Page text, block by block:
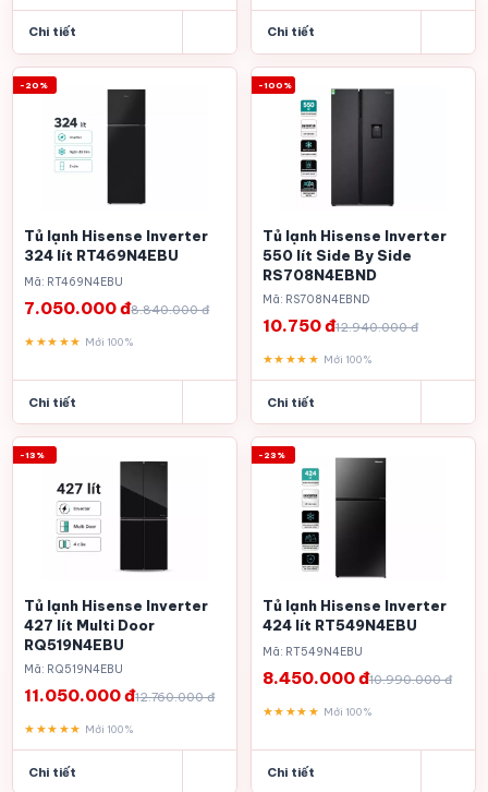
Chi tiết Chi tiết
-20%
Tủ lạnh Hisense Inverter
324 lít RT469N4EBU
Mã: RT469N4EBU
8.840.000 đ
7.050.000 đ
★★★★★ Mới 100%
Chi tiết
-100%
Tủ lạnh Hisense Inverter
550 lít Side By Side
RS708N4EBND
Mã: RS708N4EBND
12.940.000 đ
10.750 đ
★★★★★ Mới 100%
Chi tiết
-13%
Tủ lạnh Hisense Inverter
427 lít Multi Door
RQ519N4EBU
Mã: RQ519N4EBU
12.760.000 đ
11.050.000 đ
★★★★★ Mới 100%
Chi tiết
-23%
Tủ lạnh Hisense Inverter
424 lít RT549N4EBU
Mã: RT549N4EBU
10.990.000 đ
8.450.000 đ
★★★★★ Mới 100%
Chi tiết